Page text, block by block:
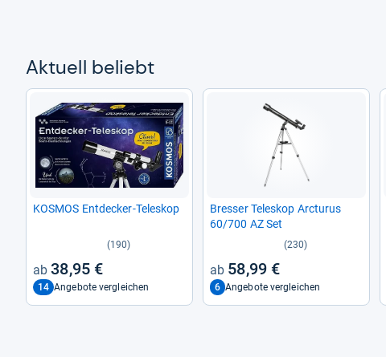
Aktu­ell beliebt
KOS­MOS Ent­de­cker-​Tele­skop
(190)
38,95 €
14 Angebote vergleichen
Bres­ser Tele­skop Arc­tu­rus
60/700 AZ Set
(230)
58,99 €
6 Angebote vergleichen